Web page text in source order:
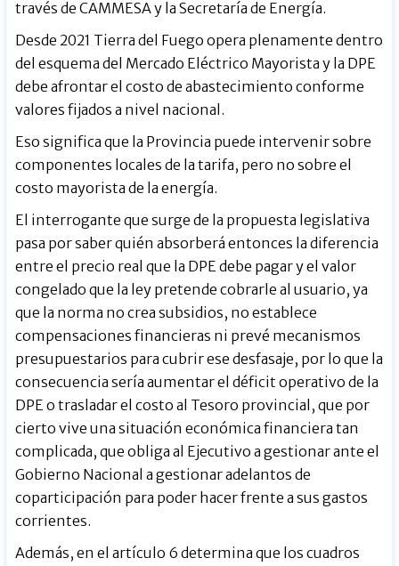
través de CAMMESA y la Secretaría de Energía.
Desde 2021 Tierra del Fuego opera plenamente dentro
del esquema del Mercado Eléctrico Mayorista y la DPE
debe afrontar el costo de abastecimiento conforme
valores fijados a nivel nacional.
Eso significa que la Provincia puede intervenir sobre
componentes locales de la tarifa, pero no sobre el
costo mayorista de la energía.
El interrogante que surge de la propuesta legislativa
pasa por saber quién absorberá entonces la diferencia
entre el precio real que la DPE debe pagar y el valor
congelado que la ley pretende cobrarle al usuario, ya
que la norma no crea subsidios, no establece
compensaciones financieras ni prevé mecanismos
presupuestarios para cubrir ese desfasaje, por lo que la
consecuencia sería aumentar el déficit operativo de la
DPE o trasladar el costo al Tesoro provincial, que por
cierto vive una situación económica financiera tan
complicada, que obliga al Ejecutivo a gestionar ante el
Gobierno Nacional a gestionar adelantos de
coparticipación para poder hacer frente a sus gastos
corrientes.
Además, en el artículo 6 determina que los cuadros